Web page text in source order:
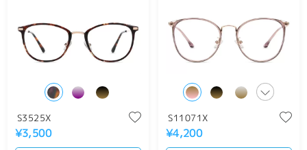
S3525X
¥3,500
S11071X
¥4,200